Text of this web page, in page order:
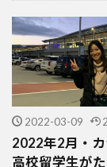
2022-03-09
2022年2月・
高校留学生が